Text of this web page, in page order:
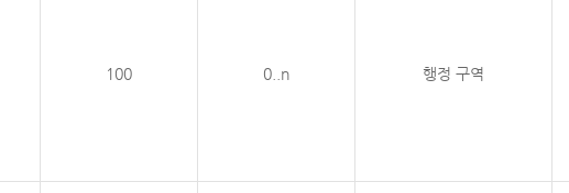
100 0..n 행정 구역